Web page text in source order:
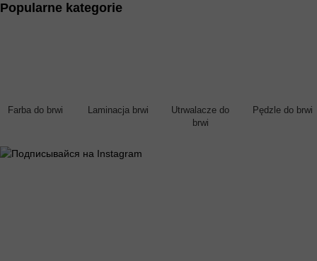
Popularne kategorie
Farba do brwi Laminacja brwi
Utrwalacze do
brwi
Pędzle do brwi